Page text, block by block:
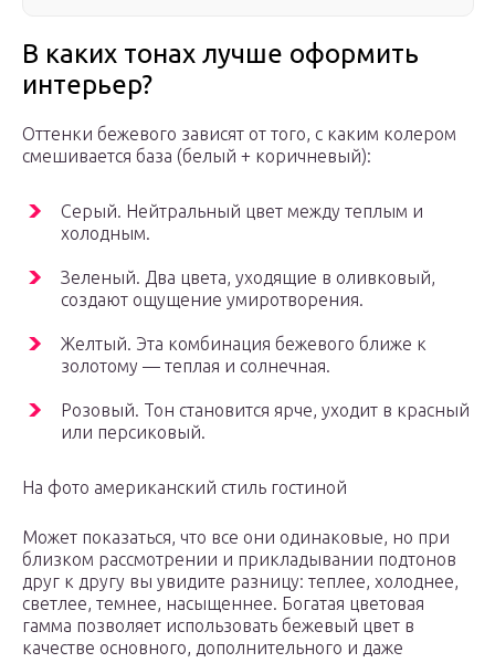
В каких тонах лучше оформить
интерьер?
Оттенки бежевого зависят от того, с каким колером
смешивается база (белый + коричневый):
Серый. Нейтральный цвет между теплым и
холодным.
Зеленый. Два цвета, уходящие в оливковый,
создают ощущение умиротворения.
Желтый. Эта комбинация бежевого ближе к
золотому — теплая и солнечная.
Розовый. Тон становится ярче, уходит в красный
или персиковый.
На фото американский стиль гостиной
Может показаться, что все они одинаковые, но при
близком рассмотрении и прикладывании подтонов
друг к другу вы увидите разницу: теплее, холоднее,
светлее, темнее, насыщеннее. Богатая цветовая
гамма позволяет использовать бежевый цвет в
качестве основного, дополнительного и даже